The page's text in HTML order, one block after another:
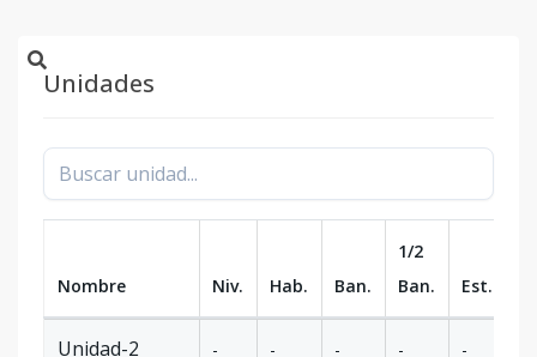
Unidades
Nombre Niv. Hab. Ban.
1/2
Ban.
Est.
Unidad-2 - - - - -